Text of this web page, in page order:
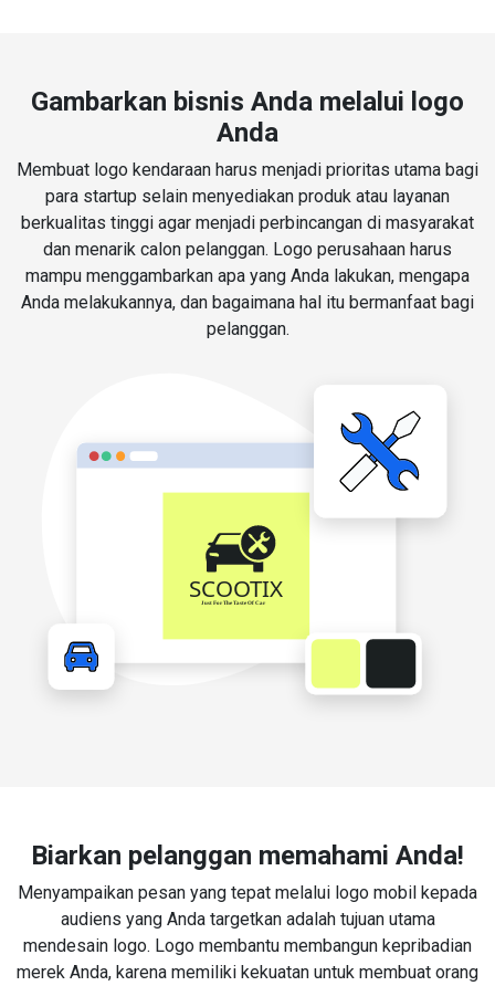
Gambarkan bisnis Anda melalui logo
Anda
Membuat logo kendaraan harus menjadi prioritas utama bagi
para startup selain menyediakan produk atau layanan
berkualitas tinggi agar menjadi perbincangan di masyarakat
dan menarik calon pelanggan. Logo perusahaan harus
mampu menggambarkan apa yang Anda lakukan, mengapa
Anda melakukannya, dan bagaimana hal itu bermanfaat bagi
pelanggan.
Biarkan pelanggan memahami Anda!
Menyampaikan pesan yang tepat melalui logo mobil kepada
audiens yang Anda targetkan adalah tujuan utama
mendesain logo. Logo membantu membangun kepribadian
merek Anda, karena memiliki kekuatan untuk membuat orang